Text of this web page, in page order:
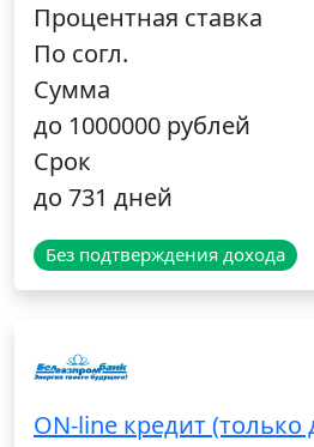
Процентная ставка
По согл.
Сумма
до 1000000 рублей
Срок
до 731 дней
Без подтверждения дохода
ON-line кредит (только